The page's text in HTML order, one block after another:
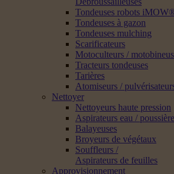
Tondeuses robots
Tondeuses à gazon
Tondeuses mulching
Scarificateurs
Motoculteurs /
Tracteurs tondeuses
Tarières
Atomiseurs /
Nettoyer
Nettoyeurs haute pression
Aspirateurs eau / poussière
Balayeuses
Broyeurs de végétaux
Souffleurs /
Aspirateurs de feuilles
Approvisionnement